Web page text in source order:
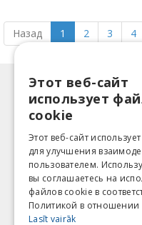
Назад 1 2 3 4
О нас
Контакты
Правила пользования
Этот веб-сайт
использует
cookie
Этот веб-сайт
для улучшения
пользователем.
вы соглашаетесь на
файлов cookie в
Политикой в ​​отношении
Lasīt vairāk